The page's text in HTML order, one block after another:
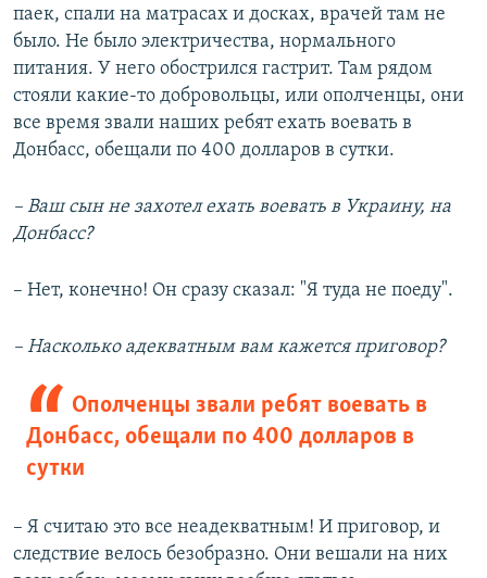
паек, спали на матрасах и досках, врачей там не
было. Не было электричества, нормального
питания. У него обострился гастрит. Там рядом
стояли какие-то добровольцы, или ополченцы, они
все время звали наших ребят ехать воевать в
Донбасс, обещали по 400 долларов в сутки.
– Ваш сын не захотел ехать воевать в Украину, на
Донбасс?
– Нет, конечно! Он сразу сказал: "Я туда не поеду".
– Насколько адекватным вам кажется приговор?
Ополченцы звали ребят воевать в
Донбасс, обещали по 400 долларов в
сутки
– Я считаю это все неадекватным! И приговор, и
следствие велось безобразно. Они вешали на них